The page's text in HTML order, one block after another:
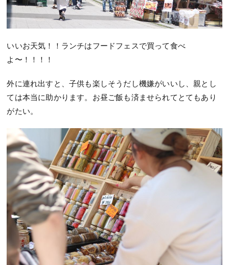
いいお天気！！ランチはフードフェスで買って食べ
よ〜！！！！
外に連れ出すと、子供も楽しそうだし機嫌がいいし、親とし
ては本当に助かります。お昼ご飯も済ませられてとてもあり
がたい。